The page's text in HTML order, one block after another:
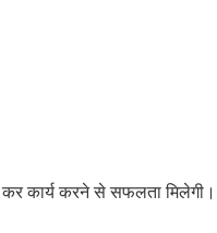
कार्य करने से सफलता मिलेगी।